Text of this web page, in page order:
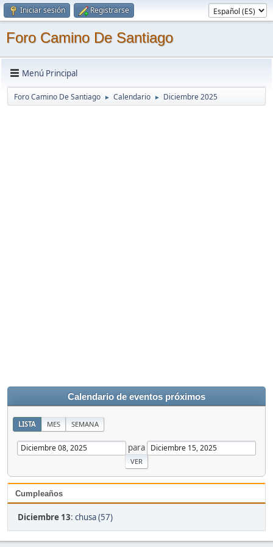
Iniciar sesión Registrarse
Foro Camino De Santiago
Menú Principal
Foro Camino De Santiago ► Calendario ► Diciembre 2025
Calendario de eventos próximos
LISTA MES SEMANA
para
Cumpleaños
Diciembre 13: chusa (57)